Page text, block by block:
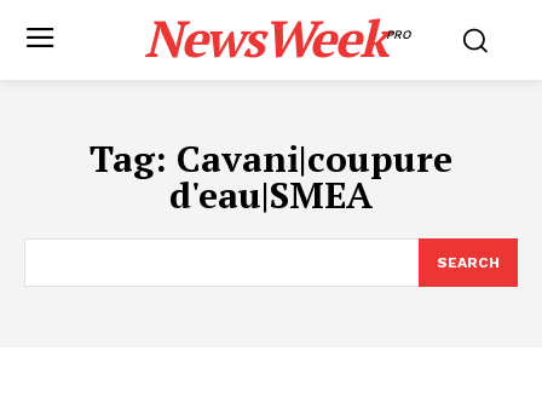
NewsWeekPRO
Tag: Cavani|coupure
d'eau|SMEA
SEARCH